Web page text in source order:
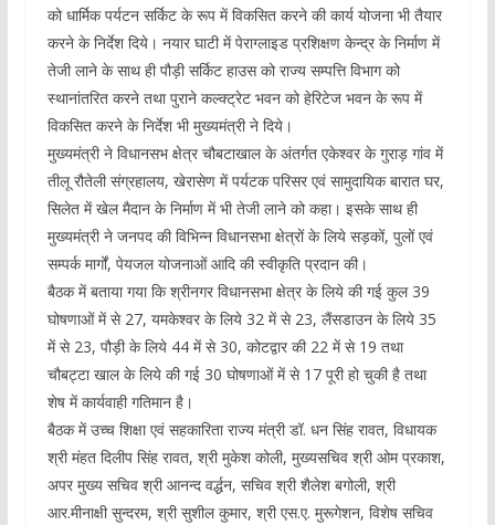
को धार्मिक पर्यटन सर्किट के रूप में विकसित करने की कार्य योजना भी तैयार
करने के निर्देश दिये। नयार घाटी में पेराग्लाइड प्रशिक्षण केन्द्र के निर्माण में
तेजी लाने के साथ ही पौड़ी सर्किट हाउस को राज्य सम्पत्ति विभाग को
स्थानांतरित करने तथा पुराने कल्क्ट्रेट भवन को हेरिटेज भवन के रूप में
विकसित करने के निर्देश भी मुख्यमंत्री ने दिये।
मुख्यमंत्री ने विधानसभ क्षेत्र चौबटाखाल के अंतर्गत एकेश्वर के गुराड़ गांव में
तीलू रौतेली संग्रहालय, खेरासेण में पर्यटक परिसर एवं सामुदायिक बारात घर,
सिलेत में खेल मैदान के निर्माण में भी तेजी लाने को कहा। इसके साथ ही
मुख्यमंत्री ने जनपद की विभिन्न विधानसभा क्षेत्रों के लिये सड़कों, पुलों एवं
सम्पर्क मार्गों, पेयजल योजनाओं आदि की स्वीकृति प्रदान की।
बैठक में बताया गया कि श्रीनगर विधानसभा क्षेत्र के लिये की गई कुल 39
घोषणाओं में से 27, यमकेश्वर के लिये 32 में से 23, लैंसडाउन के लिये 35
में से 23, पौड़ी के लिये 44 में से 30, कोटद्वार की 22 में से 19 तथा
चौबट्टा खाल के लिये की गई 30 घोषणाओं में से 17 पूरी हो चुकी है तथा
शेष में कार्यवाही गतिमान है।
बैठक में उच्च शिक्षा एवं सहकारिता राज्य मंत्री डॉ. धन सिंह रावत, विधायक
श्री मंहत दिलीप सिंह रावत, श्री मुकेश कोली, मुख्यसचिव श्री ओम प्रकाश,
अपर मुख्य सचिव श्री आनन्द वर्द्धन, सचिव श्री शैलेश बगोली, श्री
आर.मीनाक्षी सुन्दरम, श्री सुशील कुमार, श्री एस.ए. मुरूगेशन, विशेष सचिव